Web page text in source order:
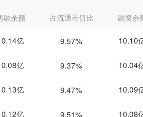
融余额 占流通市值比 融资余
亿 9.57% 10.10
亿 9.37% 10.04
亿 9.47% 10.09
亿 9.51% 10.08